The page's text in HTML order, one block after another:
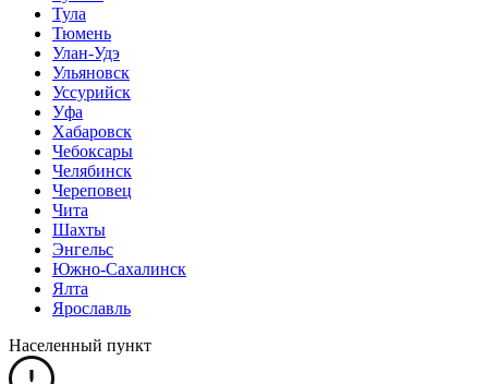
Тула
Тюмень
Улан-Удэ
Ульяновск
Уссурийск
Уфа
Хабаровск
Чебоксары
Челябинск
Череповец
Чита
Шахты
Энгельс
Южно-Сахалинск
Ялта
Ярославль
Населенный пункт